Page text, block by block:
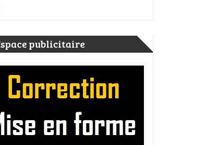
centres bilingues français-baatɔnum du PAEFE : Etude
publicitaire